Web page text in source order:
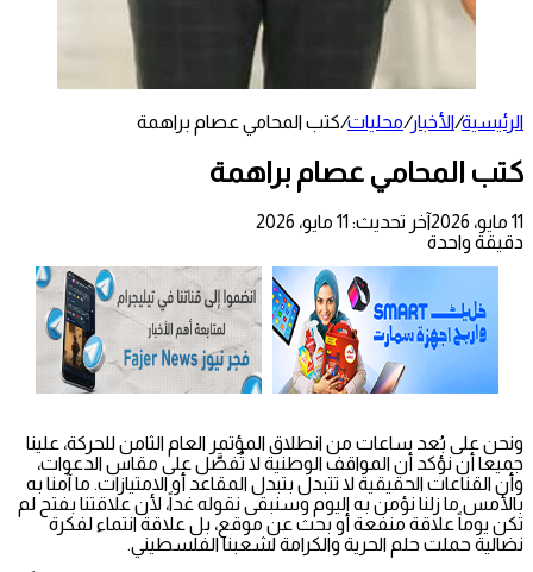
الرئيسية/الأخبار/محليات/كتب المحامي عصام براهمة
كتب المحامي عصام براهمة
11 مايو، 2026
آخر تحديث: 11 مايو، 2026
دقيقة واحدة
ونحن على بُعد ساعات من انطلاق المؤتمر العام الثامن للحركة، علينا
جميعا أن نؤكد أن المواقف الوطنية لا تُفصَّل على مقاس الدعوات،
وأن القناعات الحقيقية لا تتبدل بتبدل المقاعد أو الامتيازات. ما آمنا به
بالأمس ما زلنا نؤمن به اليوم وسنبقى نقوله غداً، لأن علاقتنا بفتح لم
تكن يوماً علاقة منفعة أو بحث عن موقع، بل علاقة انتماء لفكرة
نضالية حملت حلم الحرية والكرامة لشعبنا الفلسطيني.